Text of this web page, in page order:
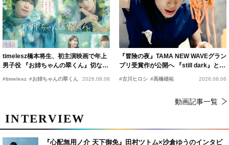
timelesz橋本将生、初主演映画で年上
男子役 『お姉ちゃんの翠くん』切ない
恋の幕開けを予感
#timelesz #お姉ちゃんの翠くん 2026.08.08
『冒険の夜』TAMA NEW WAVEグラン
プリ受賞作が公開へ 『still dark』と同
時上映決定
#古川ヒロシ #髙橋雄祐 2026.08.06
動画記事一覧
INTERVIEW
『心配無用ノ介 天下御免』田村ツトム×沙倉ゆうのインタビ